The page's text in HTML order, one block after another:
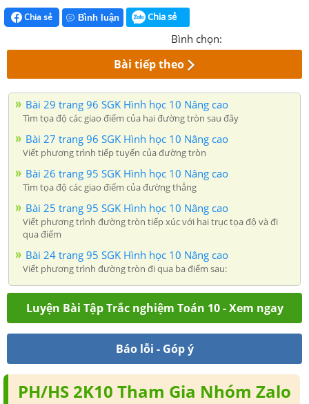
Chia sẻ Bình luận Chia sẻ
Bình chọn:
Bài tiếp theo
Bài 29 trang 96 SGK Hình học 10 Nâng cao
Tìm tọa độ các giao điểm của hai đường tròn sau đây
Bài 27 trang 96 SGK Hình học 10 Nâng cao
Viết phương trình tiếp tuyến của đường tròn
Bài 26 trang 95 SGK Hình học 10 Nâng cao
Tìm tọa độ các giao điểm của đường thẳng
Bài 25 trang 95 SGK Hình học 10 Nâng cao
Viết phương trình đường tròn tiếp xúc với hai trục tọa độ và đi
qua điểm
Bài 24 trang 95 SGK Hình học 10 Nâng cao
Viết phương trình đường tròn đi qua ba điểm sau:
Luyện Bài Tập Trắc nghiệm Toán 10 - Xem ngay
Báo lỗi - Góp ý
PH/HS 2K10 Tham Gia Nhóm Zalo